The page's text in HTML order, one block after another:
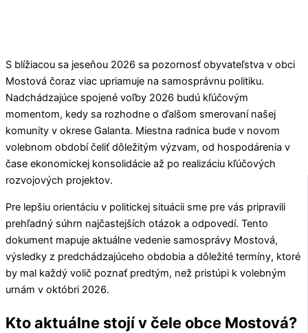
S blížiacou sa jeseňou 2026 sa pozornosť obyvateľstva v obci
Mostová čoraz viac upriamuje na samosprávnu politiku.
Nadchádzajúce spojené voľby 2026 budú kľúčovým
momentom, kedy sa rozhodne o ďalšom smerovaní našej
komunity v okrese Galanta. Miestna radnica bude v novom
volebnom období čeliť dôležitým výzvam, od hospodárenia v
čase ekonomickej konsolidácie až po realizáciu kľúčových
rozvojových projektov.
Pre lepšiu orientáciu v politickej situácii sme pre vás pripravili
prehľadný súhrn najčastejších otázok a odpovedí. Tento
dokument mapuje aktuálne vedenie samosprávy Mostová,
výsledky z predchádzajúceho obdobia a dôležité termíny, ktoré
by mal každý volič poznať predtým, než pristúpi k volebným
urnám v októbri 2026.
Kto aktuálne stojí v čele obce Mostová?